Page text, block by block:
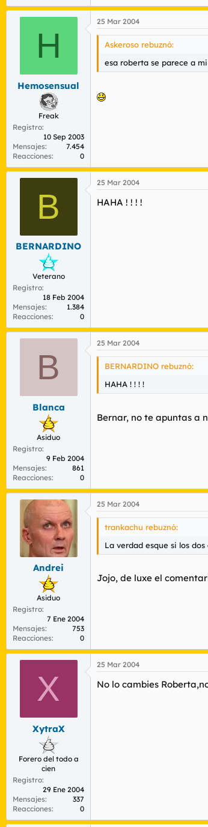
H
Hemosensual
Freak
Registro
10 Sep 2003
Mensajes
7.454
Reacciones
0
25 Mar 2004
Askeroso rebuznó:
esa roberta se parece a
B
BERNARDINO
Veterano
Registro
18 Feb 2004
Mensajes
1.384
Reacciones
0
25 Mar 2004
HAHA ! ! ! !
B
Blanca
Asiduo
Registro
9 Feb 2004
Mensajes
861
Reacciones
0
25 Mar 2004
BERNARDINO rebuznó:
HAHA ! ! ! !
Bernar, no te apuntas a
Andrei
Asiduo
Registro
7 Ene 2004
Mensajes
753
Reacciones
0
25 Mar 2004
trankachu rebuznó:
La verdad esque si los
Jojo, de luxe el
X
XytraX
Forero del todo a
cien
Registro
29 Ene 2004
Mensajes
337
Reacciones
0
25 Mar 2004
No lo cambies